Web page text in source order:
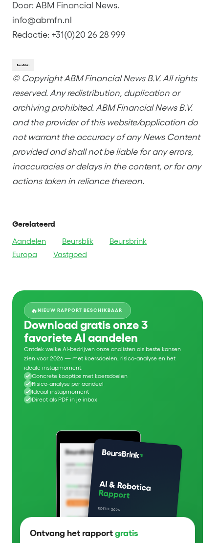
Door: ABM Financial News.
info@abmfn.nl
Redactie: +31(0)20 26 28 999
© Copyright ABM Financial News B.V. All rights
reserved. Any redistribution, duplication or
archiving prohibited. ABM Financial News B.V.
and the provider of this website/application do
not warrant the accuracy of any News Content
provided and shall not be liable for any errors,
inaccuracies or delays in the content, or for any
actions taken in reliance thereon.
Gerelateerd
Aandelen
Beursblik
Beursbrink
Europa
Vastgoed
🔥NIEUW RAPPORT BESCHIKBAAR
Download gratis onze 3
favoriete AI aandelen
Ontdek welke AI-bedrijven onze analisten als beste kansen
zien voor 2026 — met koersdoelen, risico-analyse en het
ideale instapmoment.
Concrete kooptips met koersdoelen
Risico-analyse per aandeel
Ideaal instapmoment
Direct als PDF in je inbox
Ontvang het rapport gratis